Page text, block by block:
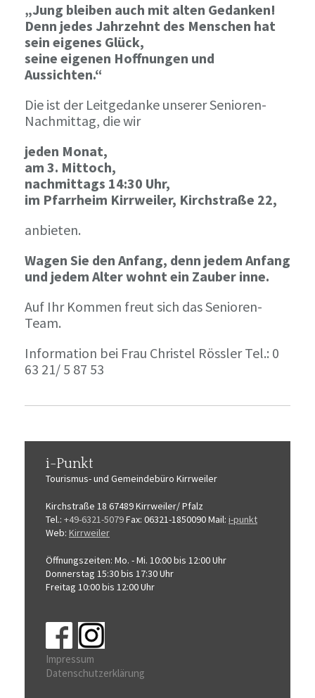
„Jung bleiben auch mit alten Gedanken!
Denn jedes Jahrzehnt des Menschen hat
sein eigenes Glück,
seine eigenen Hoffnungen und
Aussichten.“
Die ist der Leitgedanke unserer Senioren-
Nachmittag, die wir
jeden Monat,
am 3. Mittoch,
nachmittags 14:30 Uhr,
im Pfarrheim Kirrweiler, Kirchstraße 22,
anbieten.
Wagen Sie den Anfang, denn jedem Anfang
und jedem Alter wohnt ein Zauber inne.
Auf Ihr Kommen freut sich das Senioren-
Team.
Information bei Frau Christel Rössler Tel.: 0
63 21/ 5 87 53
i-Punkt
Tourismus-und Gemeindebüro Kirrweiler
Kirchstraße 18 67489 Kirrweiler/ Pfalz
Tel.: +49-6321-5079Fax: 06321-1850090Mail: i-punkt
Web: Kirrweiler
Öffnungszeiten: Mo. - Mi. 10:00 bis 12:00 Uhr
Donnerstag 15:30 bis 17:30 Uhr
Freitag 10:00 bis 12:00 Uhr
Impressum
Datenschutzerklärung